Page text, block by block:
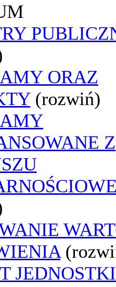
ORAZ
(rozwiń)
Z
JEDNOSTKI